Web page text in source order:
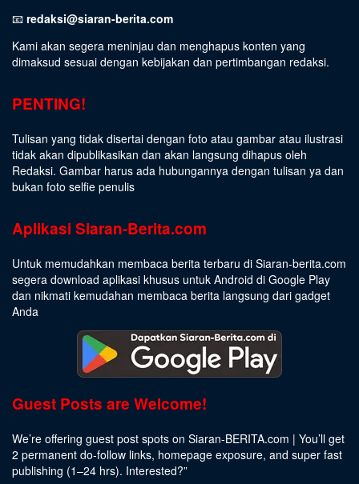
📧 redaksi@siaran-berita.com
Kami akan segera meninjau dan menghapus konten yang
dimaksud sesuai dengan kebijakan dan pertimbangan redaksi.
PENTING!
Tulisan yang tidak disertai dengan foto atau gambar atau ilustrasi
tidak akan dipublikasikan dan akan langsung dihapus oleh
Redaksi. Gambar harus ada hubungannya dengan tulisan ya dan
bukan foto selfie penulis
Aplikasi Siaran-Berita.com
Untuk memudahkan membaca berita terbaru di Siaran-berita.com
segera download aplikasi khusus untuk Android di Google Play
dan nikmati kemudahan membaca berita langsung dari gadget
Anda
Guest Posts are Welcome!
We’re offering guest post spots on Siaran-BERITA.com | You’ll get
2 permanent do-follow links, homepage exposure, and super fast
publishing (1–24 hrs). Interested?”